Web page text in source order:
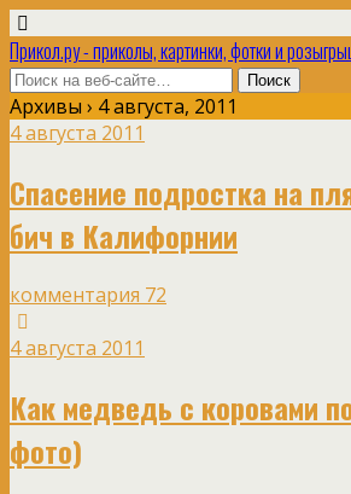
Прикол.ру - приколы, картинки, фотки и
Архивы › 4 августа, 2011
4 августа 2011
Спасение подростка на
бич в Калифорнии
комментария 72
4 августа 2011
Как медведь с коровами
фото)